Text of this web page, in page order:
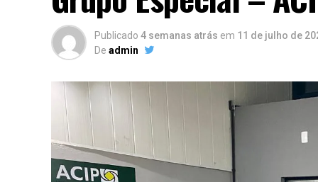
Publicado 4 semanas atrás em 11 de julho de
De admin